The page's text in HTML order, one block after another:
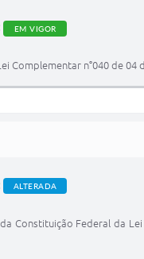
EM VIGOR
Complementar n°040 de 04
ALTERADA
Federal da